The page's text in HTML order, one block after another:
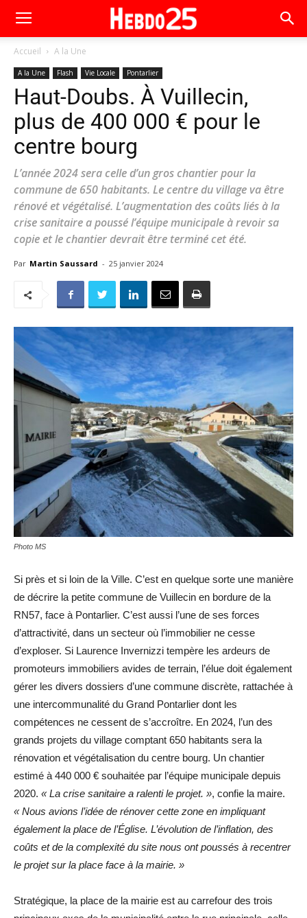
Accueil A la Une
A la Une Flash Vie Locale Pontarlier
Haut-Doubs. À Vuillecin,
plus de 400 000 € pour le
centre bourg
L’année 2024 sera celle d’un gros chantier pour la
commune de 650 habitants. Le centre du village va être
rénové et végétalisé. L’augmentation des coûts liés à la
crise sanitaire a poussé l’équipe municipale à revoir sa
copie et le chantier devrait être terminé cet été.
Par Martin Saussard - 25 janvier 2024
Photo MS
Si près et si loin de la Ville. C’est en quelque sorte une manière
de décrire la petite commune de Vuillecin en bordure de la
RN57, face à Pontarlier. C’est aussi l’une de ses forces
d’attractivité, dans un secteur où l’immobilier ne cesse
d’exploser. Si Laurence Invernizzi tempère les ardeurs de
promoteurs immobiliers avides de terrain, l’élue doit également
gérer les divers dossiers d’une commune discrète, rattachée à
une intercommunalité du Grand Pontarlier dont les
compétences ne cessent de s’accroître. En 2024, l’un des
grands projets du village comptant 650 habitants sera la
rénovation et végétalisation du centre bourg. Un chantier
estimé à 440 000 € souhaitée par l’équipe municipale depuis
2020. « La crise sanitaire a ralenti le projet. », confie la maire.
« Nous avions l’idée de rénover cette zone en impliquant
également la place de l’Église. L’évolution de l’inflation, des
coûts et de la complexité du site nous ont poussés à recentrer
le projet sur la place face à la mairie. »
Stratégique, la place de la mairie est au carrefour des trois